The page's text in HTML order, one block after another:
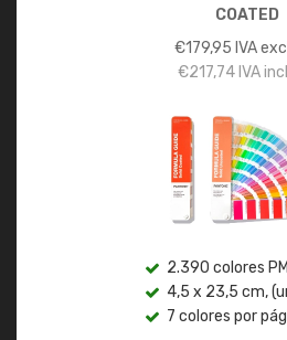
COATED
€179,95 IVA
€217,74IVA
2.390 colores
4,5 x 23,5 cm,
7 colores por